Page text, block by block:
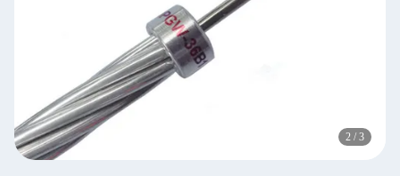
2 / 3